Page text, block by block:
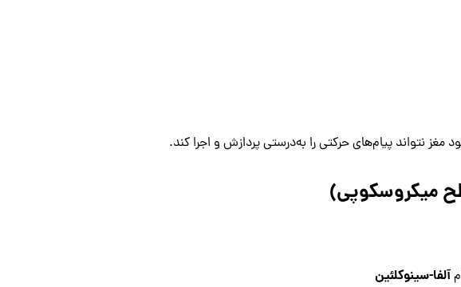
نتواند پیام‌های حرکتی را به‌درستی پردازش و اجرا کند.
میکروسکوپی)
آلفا-سینوکلئین